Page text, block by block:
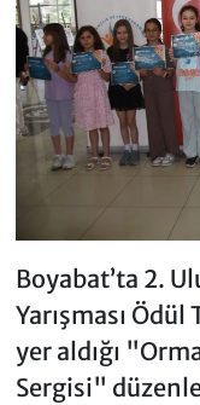
Boyabat’ta 2.
Yarışması
yer aldığı
Sergisi"